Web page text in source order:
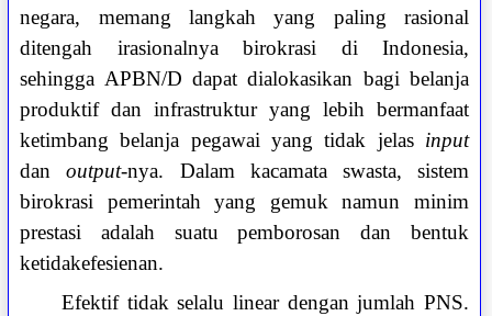
negara, memang langkah yang paling rasional
ditengah irasionalnya birokrasi di Indonesia,
sehingga APBN/D dapat dialokasikan bagi belanja
produktif dan infrastruktur yang lebih bermanfaat
ketimbang belanja pegawai yang tidak jelas input
danoutput-nya. Dalam kacamata swasta, sistem
birokrasi pemerintah yang gemuk namun minim
prestasi adalah suatu pemborosan dan bentuk
ketidakefesienan.
Efektif tidak selalu linear dengan jumlah PNS.